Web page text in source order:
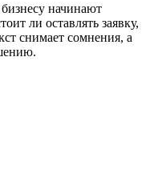
начинают
ли оставлять заявку,
снимает сомнения, а